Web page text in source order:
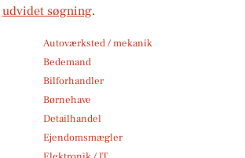
udvidet søgning.
Autoværksted / mekanik
Bedemand
Bilforhandler
Børnehave
Detailhandel
Ejendomsmægler